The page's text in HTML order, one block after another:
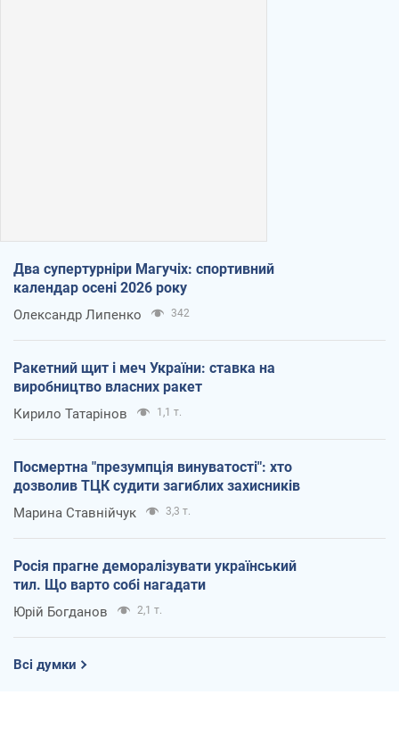
Два супертурніри Магучіх: спортивний
календар осені 2026 року
Олександр Липенко 342
Ракетний щит і меч України: ставка на
виробництво власних ракет
Кирило Татарінов 1,1 т.
Посмертна "презумпція винуватості": хто
дозволив ТЦК судити загиблих захисників
Марина Ставнійчук 3,3 т.
Росія прагне деморалізувати український
тил. Що варто собі нагадати
Юрій Богданов 2,1 т.
Всі думки